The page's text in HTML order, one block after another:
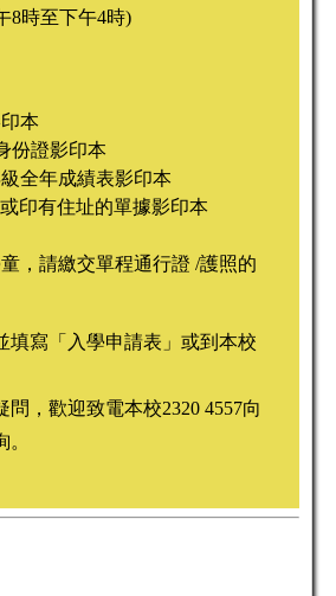
8時至下午4時)
本
份證影印本
全年成績表影印本
印有住址的單據影印本
，請繳交單程通行證 /護照的
填寫「 入學申請表 」或到本校
問，歡迎致電本校2320 4557向